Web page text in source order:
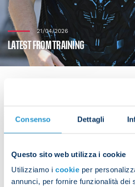
Consenso Dettagli
Questo sito web utilizza i cookie
Utilizziamo i cookie per
annunci, per fornire funzionalità dei
21/04/2026
LATEST FROM TRAINING
The Azzurri are continuing
completed a morning session
strength work followed by a
session.